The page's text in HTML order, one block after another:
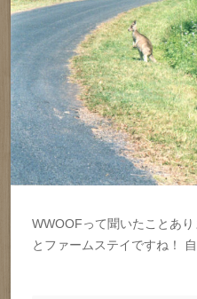
WWOOFって聞いたことあ
とファームステイですね！